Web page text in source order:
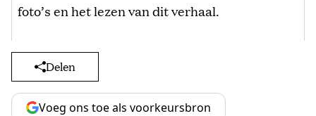
foto’s en het lezen van dit verhaal.
Delen
Voeg ons toe als voorkeursbron